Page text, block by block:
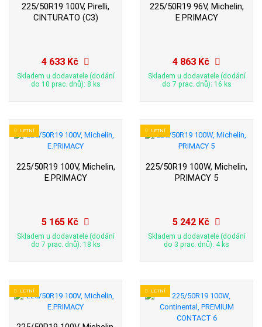
225/50R19 100V, Pirelli,
CINTURATO (C3)
4 633 Kč
Skladem u dodavatele (dodání
do 10 prac. dnů): 8 ks
225/50R19 96V, Michelin,
E.PRIMACY
4 863 Kč
Skladem u dodavatele (dodání
do 7 prac. dnů): 16 ks
LETNÍ
225/50R19 100V, Michelin,
E.PRIMACY
5 165 Kč
Skladem u dodavatele (dodání
do 7 prac. dnů): 18 ks
LETNÍ
225/50R19 100W, Michelin,
PRIMACY 5
5 242 Kč
Skladem u dodavatele (dodání
do 3 prac. dnů): 4 ks
LETNÍ LETNÍ